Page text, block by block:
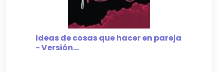
Ideas de cosas que hacer en pareja
- Versión...